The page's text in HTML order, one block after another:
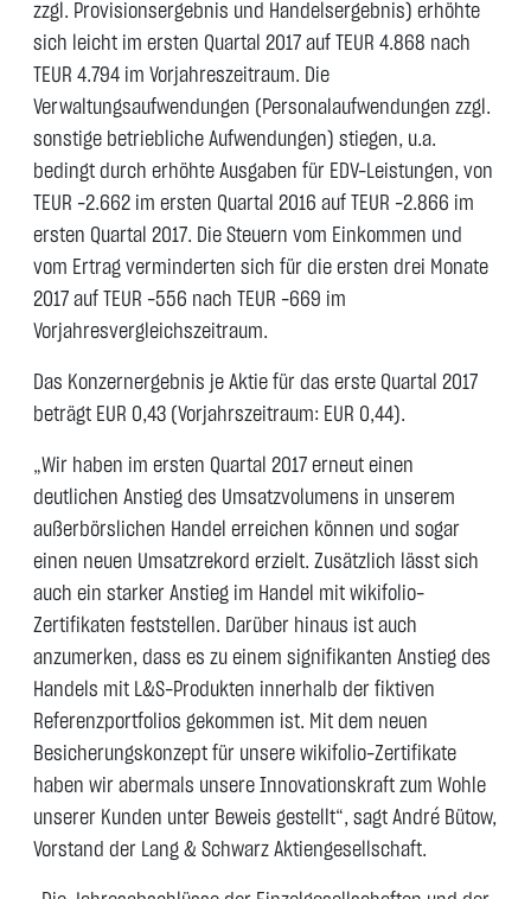
zzgl. Provisionsergebnis und Handelsergebnis) erhöhte
sich leicht im ersten Quartal 2017 auf TEUR 4.868 nach
TEUR 4.794 im Vorjahreszeitraum. Die
Verwaltungsaufwendungen (Personalaufwendungen zzgl.
sonstige betriebliche Aufwendungen) stiegen, u.a.
bedingt durch erhöhte Ausgaben für EDV-Leistungen, von
TEUR -2.662 im ersten Quartal 2016 auf TEUR -2.866 im
ersten Quartal 2017. Die Steuern vom Einkommen und
vom Ertrag verminderten sich für die ersten drei Monate
2017 auf TEUR -556 nach TEUR -669 im
Vorjahresvergleichszeitraum.
Das Konzernergebnis je Aktie für das erste Quartal 2017
beträgt EUR 0,43 (Vorjahrszeitraum: EUR 0,44).
„Wir haben im ersten Quartal 2017 erneut einen
deutlichen Anstieg des Umsatzvolumens in unserem
außerbörslichen Handel erreichen können und sogar
einen neuen Umsatzrekord erzielt. Zusätzlich lässt sich
auch ein starker Anstieg im Handel mit wikifolio-
Zertifikaten feststellen. Darüber hinaus ist auch
anzumerken, dass es zu einem signifikanten Anstieg des
Handels mit L&S-Produkten innerhalb der fiktiven
Referenzportfolios gekommen ist. Mit dem neuen
Besicherungskonzept für unsere wikifolio-Zertifikate
haben wir abermals unsere Innovationskraft zum Wohle
unserer Kunden unter Beweis gestellt“, sagt André Bütow,
Vorstand der Lang & Schwarz Aktiengesellschaft.